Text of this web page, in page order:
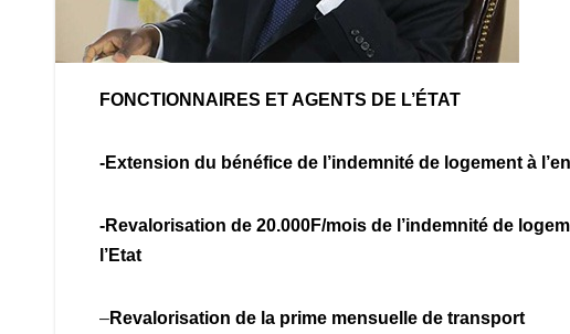
FONCTIONNAIRES ET AGENTS DE L’ÉTAT
-Extension du bénéfice de l’indemnité de logement à
-Revalorisation de 20.000F/mois de l’indemnité de
l’Etat
–Revalorisation de la prime mensuelle de transport